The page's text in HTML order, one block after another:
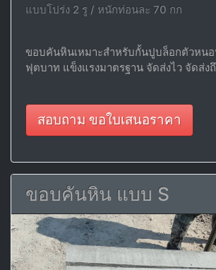
แบบโปร่ง 2 รู / หนักท่อนละ 70 กก
ขอบคันหินเหมาะสำหรับกั้นปูบล็อกตัวหน
ฟุตบาท แข็งแรงมาตรฐาน จัดส่งไว จัดส่ง
สอบถาม ขอใบเสนอราคา
ขอบคันหิน แบบ S